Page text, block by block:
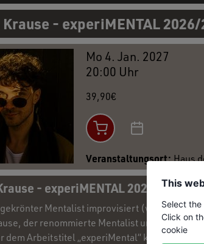
- experiMENTAL 2026/
Mo 4. Jan. 2027
20:00 Uhr
39,90€
Veranstaltungsort: Haus
- experiMENTAL 2026/2027
Mentalist improvisiert (wieder)“
der renommierte Mentalist und Autor,
dem Arbeitstitel „experiMental“ kehrt die
This
Select
Click on
cookie